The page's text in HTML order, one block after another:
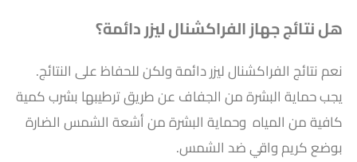
هل نتائج جهاز الفراكشنال ليزر دائمة؟
نعم نتائج الفراكشنال ليزر دائمة ولكن للحفاظ على النتائج.
يجب حماية البشرة من الجفاف عن طريق ترطيبها بشرب كمية
كافية من المياه وحماية البشرة من أشعة الشمس الضارة
بوضع كريم واقي ضد الشمس.